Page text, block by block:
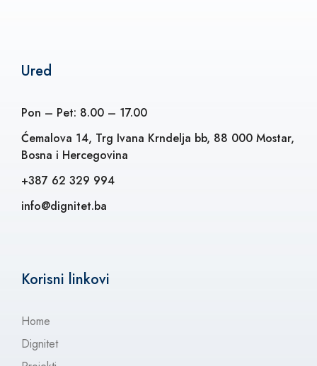
Ured
Pon – Pet: 8.00 – 17.00
Ćemalova 14, Trg Ivana Krndelja bb, 88 000 Mostar,
Bosna i Hercegovina
+387 62 329 994
info@dignitet.ba
Korisni linkovi
Home
Dignitet